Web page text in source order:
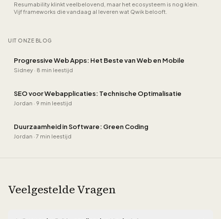
Resumability klinkt veelbelovend, maar het ecosysteem is nog klein.
Vijf frameworks die vandaag al leveren wat Qwik belooft.
UIT ONZE BLOG
Progressive Web Apps: Het Beste van Web en Mobile
Sidney · 8 min leestijd
SEO voor Webapplicaties: Technische Optimalisatie
Jordan · 9 min leestijd
Duurzaamheid in Software: Green Coding
Jordan · 7 min leestijd
Veelgestelde Vragen